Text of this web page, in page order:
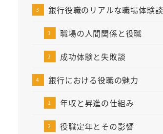
銀行役職のリアルな職場体験談
職場の人間関係と役職
成功体験と失敗談
銀行における役職の魅力
年収と昇進の仕組み
役職定年とその影響